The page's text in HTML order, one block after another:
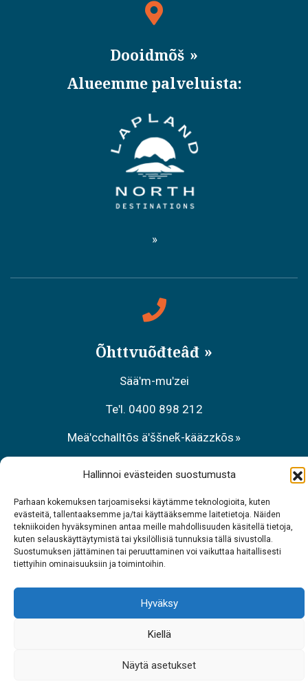
Hallinnoi evästeiden suostumusta
Parhaan kokemuksen tarjoamiseksi käytämme teknologioita, kuten
evästeitä, tallentaaksemme ja/tai käyttääksemme laitetietoja. Näiden
tekniikoiden hyväksyminen antaa meille mahdollisuuden käsitellä tietoja,
kuten selauskäyttäytymistä tai yksilöllisiä tunnuksia tällä sivustolla.
Suostumuksen jättäminen tai peruuttaminen voi vaikuttaa haitallisesti
tiettyihin ominaisuuksiin ja toimintoihin.
Hyväksy
Kiellä
Näytä asetukset
Dooidmõš
Alueemme palveluista:
Õhttvuõđteâđ
Sääʹm-muʹzei
Teʹl. 0400 898 212
Meäʹcchalltõs äʹššneǩ-kääzzkõs
Teʹl. 040 700 6485